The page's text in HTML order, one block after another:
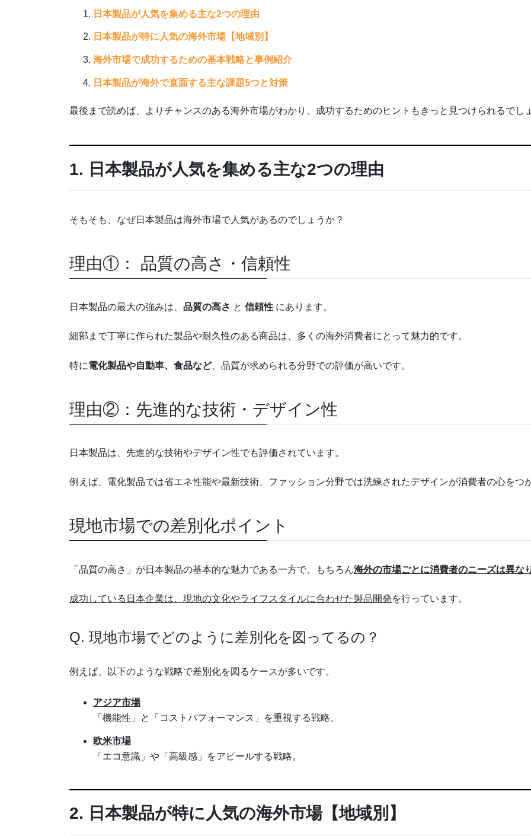
日本製品が人気を集める主な2つの理由
日本製品が特に人気の海外市場【地域別】
海外市場で成功するための基本戦略と事例紹介
日本製品が海外で直面する主な課題5つと対策
最後まで読めば、よりチャンスのある海外市場がわかり、成功するためのヒントもきっと見つけられるでし
1. 日本製品が人気を集める主な2つの理由
そもそも、なぜ日本製品は海外市場で人気があるのでしょうか？
理由①： 品質の高さ・信頼性
日本製品の最大の強みは、 品質の高さ と 信頼性 にあります。
細部まで丁寧に作られた製品や耐久性のある商品は、多くの海外消費者にとって魅力的です。
特に電化製品や自動車、食品など、品質が求められる分野での評価が高いです。
理由②：先進的な技術・デザイン性
日本製品は、先進的な技術やデザイン性でも評価されています。
例えば、電化製品では省エネ性能や最新技術、ファッション分野では洗練されたデザインが消費者の心をつ
現地市場での差別化ポイント
「品質の高さ」が日本製品の基本的な魅力である一方で、もちろん海外の市場ごとに消費者のニーズは異な
成功している日本企業は、現地の文化やライフスタイルに合わせた製品開発を行っています。
Q. 現地市場でどのように差別化を図ってるの？
例えば、以下のような戦略で差別化を図るケースが多いです。
アジア市場
「機能性」と「コストパフォーマンス」を重視する戦略。
欧米市場
「エコ意識」や「高級感」をアピールする戦略。
2. 日本製品が特に人気の海外市場【地域別】